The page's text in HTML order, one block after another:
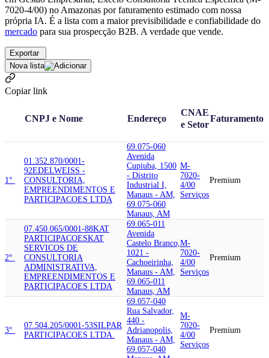
7020-4/00) no Amazonas por faturamento estimado com nossa
própria IA. É a lista com a maior previsibilidade e confiabilidade do
mercado para sua prospecção B2B. A verdade que vende.
Exportar
Nova lista
Copiar link
CNPJ e Nome Endereço
CNAE
e Setor
Faturamento
1°
01.352.870/0001-
92EDELWEISS -
CONSULTORIA,
EMPREENDIMENTOS E
PARTICIPACOES LTDA
69.075-060
Avenida
Cupiuba, 1500
- Distrito
Industrial I,
Manaus - AM,
69.075-060
Manaus, AM
M-
7020-
4/00
Serviços
Premium
2°
07.450.065/0001-88KAT
PARTICIPACOESKAT
SERVICOS DE
CONSULTORIA
ADMINISTRATIVA,
EMPREENDIMENTOS E
PARTICIPACOES LTDA
69.065-011
Avenida
Castelo Branco,
1021 -
Cachoeirinha,
Manaus - AM,
69.065-011
Manaus, AM
M-
7020-
4/00
Serviços
Premium
3°
07.504.205/0001-53SILPAR
PARTICIPACOES LTDA.
69.057-040
Rua Salvador,
440 -
Adrianopolis,
Manaus - AM,
69.057-040
M-
7020-
4/00
Serviços
Premium